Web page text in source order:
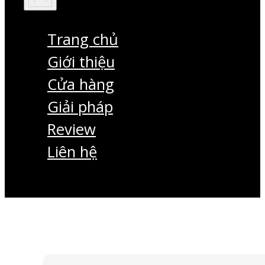
Trang chủ
Giới thiệu
Cửa hàng
Giải pháp
Review
Liên hệ